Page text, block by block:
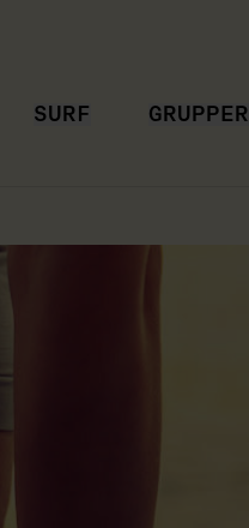
SURF GRUPPER